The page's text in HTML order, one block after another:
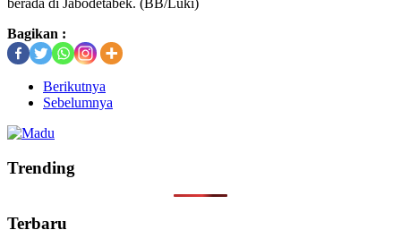
Bagikan :
Berikutnya
Sebelumnya
Trending
Terbaru